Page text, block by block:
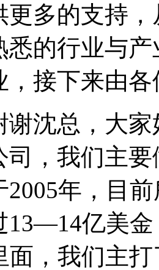
更多的支持
悉的行业与
，接下来由
谢沈总，大
司，我们主
2005年，目
13—14亿美
面，我们主